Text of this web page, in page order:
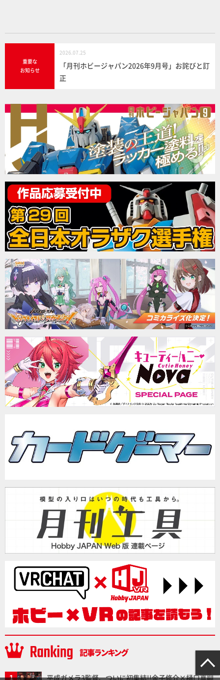
重要な
お知らせ
2026.07.25
「月刊ホビージャパン2026年9月号」お詫びと訂
正
平成ガメラ3監督、ついに初集結!!金子修介×樋口真嗣